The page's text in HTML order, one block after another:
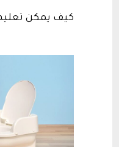
كيف يمكن